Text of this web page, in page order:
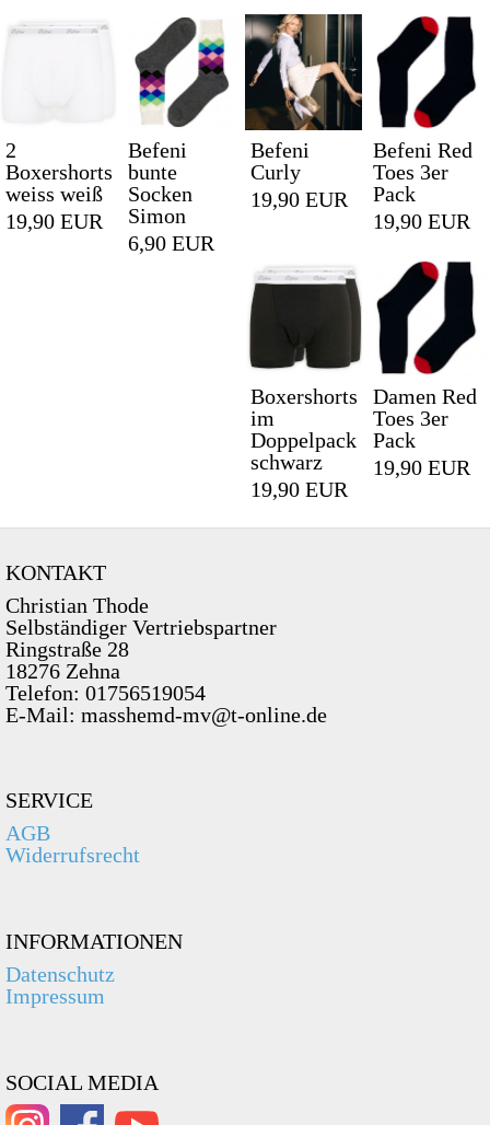
2
Boxershorts
weiss weiß
19,90 EUR
Befeni
bunte
Socken
Simon
6,90 EUR
Befeni
Curly
19,90 EUR
Befeni Red
Toes 3er
Pack
19,90 EUR
Boxershorts
im
Doppelpack
schwarz
19,90 EUR
Damen Red
Toes 3er
Pack
19,90 EUR
KONTAKT
Christian Thode
Selbständiger Vertriebspartner
Ringstraße 28
18276 Zehna
Telefon: 01756519054
E-Mail: masshemd-mv@t-online.de
SERVICE
AGB
Widerrufsrecht
INFORMATIONEN
Datenschutz
Impressum
SOCIAL MEDIA